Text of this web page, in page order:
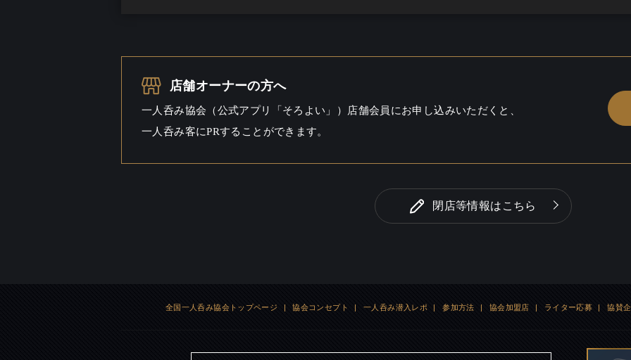
店舗オーナーの方へ
一人呑み協会（公式アプリ「そろよい」）店舗会員にお申し込みいただくと、
一人呑み客にPRすることができます。
閉店等情報はこちら
全国一人呑み協会トップページ | 協会コンセプト | 一人呑み潜入レポ | 参加方法 | 協会加盟店 | ライター応募 | 協賛